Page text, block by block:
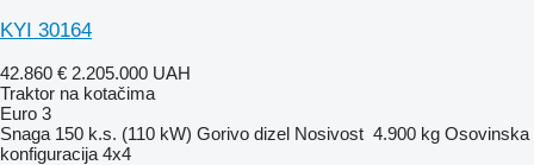
KYI 30164
42.860 € 2.205.000 UAH
Traktor na kotačima
Euro 3
Snaga 150 k.s. (110 kW) Gorivo dizel Nosivost 4.900 kg Osovinska
konfiguracija 4x4